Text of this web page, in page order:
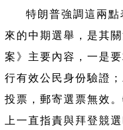
特朗普強調這兩點
來的中期選舉，是其
案》主要內容，一是
行有效公民身份驗證
投票，郵寄選票無效
上一直指責與拜登競